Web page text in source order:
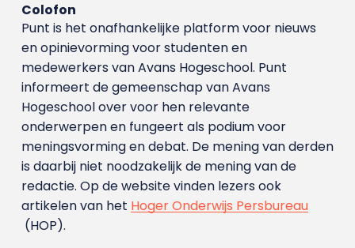
Colofon
Punt is het onafhankelijke platform voor nieuws
en opinievorming voor studenten en
medewerkers van Avans Hoge­school. Punt
informeert de gemeenschap van Avans
Hogeschool over voor hen relevante
onderwerpen en fungeert als podium voor
meningsvorming en debat. De mening van derden
is daarbij niet noodzakelijk de mening van de
redactie. Op de website vinden lezers ook
artikelen van het Hoger Onderwijs Persbureau
(HOP).